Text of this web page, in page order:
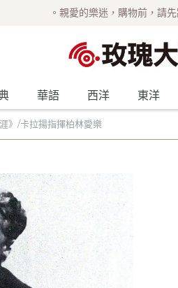
。親愛的樂迷，購物前，請
華語 西洋 東洋
》/卡拉揚指揮柏林愛樂